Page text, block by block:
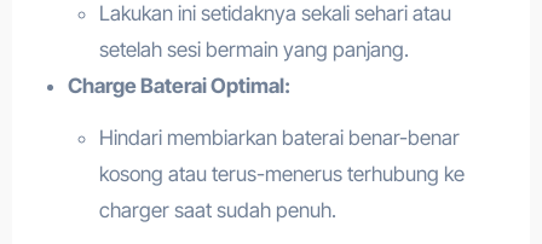
Lakukan ini setidaknya sekali sehari atau
setelah sesi bermain yang panjang.
Charge Baterai Optimal:
Hindari membiarkan baterai benar-benar
kosong atau terus-menerus terhubung ke
charger saat sudah penuh.